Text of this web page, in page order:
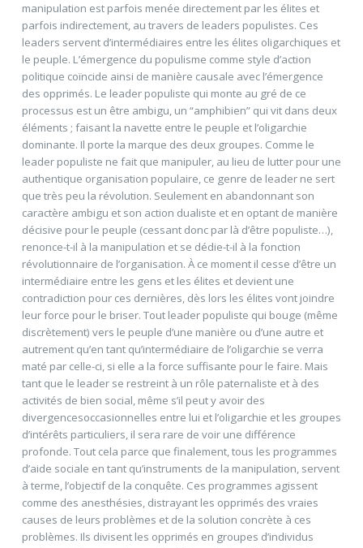
manipulation est parfois menée directement par les élites et
parfois indirectement, au travers de leaders populistes. Ces
leaders servent d’intermédiaires entre les élites oligarchiques et
le peuple. L’émergence du populisme comme style d’action
politique coïncide ainsi de manière causale avec l’émergence
des opprimés. Le leader populiste qui monte au gré de ce
processus est un être ambigu, un “amphibien” qui vit dans deux
éléments ; faisant la navette entre le peuple et l’oligarchie
dominante. Il porte la marque des deux groupes. Comme le
leader populiste ne fait que manipuler, au lieu de lutter pour une
authentique organisation populaire, ce genre de leader ne sert
que très peu la révolution. Seulement en abandonnant son
caractère ambigu et son action dualiste et en optant de manière
décisive pour le peuple (cessant donc par là d’être populiste…),
renonce-t-il à la manipulation et se dédie-t-il à la fonction
révolutionnaire de l’organisation. À ce moment il cesse d’être un
intermédiaire entre les gens et les élites et devient une
contradiction pour ces dernières, dès lors les élites vont joindre
leur force pour le briser. Tout leader populiste qui bouge (même
discrètement) vers le peuple d’une manière ou d’une autre et
autrement qu’en tant qu’intermédiaire de l’oligarchie se verra
maté par celle-ci, si elle a la force suffisante pour le faire. Mais
tant que le leader se restreint à un rôle paternaliste et à des
activités de bien social, même s’il peut y avoir des
divergencesoccasionnelles entre lui et l’oligarchie et les groupes
d’intérêts particuliers, il sera rare de voir une différence
profonde. Tout cela parce que finalement, tous les programmes
d’aide sociale en tant qu’instruments de la manipulation, servent
à terme, l’objectif de la conquête. Ces programmes agissent
comme des anesthésies, distrayant les opprimés des vraies
causes de leurs problèmes et de la solution concrète à ces
problèmes. Ils divisent les opprimés en groupes d’individus